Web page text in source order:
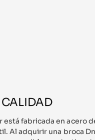
CALIDAD
está fabricada en acero
Al adquirir una broca